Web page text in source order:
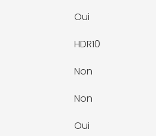
Oui
HDR10
Non
Non
Oui